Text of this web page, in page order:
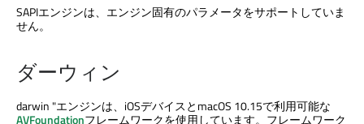
SAPIエンジンは、エンジン固有のパラメータをサポートしていま
せん。
ダーウィン
darwin "エンジンは、iOSデバイスとmacOS 10.15で利用可能な
AVFoundationフレームワークを使用しています。フレームワーク